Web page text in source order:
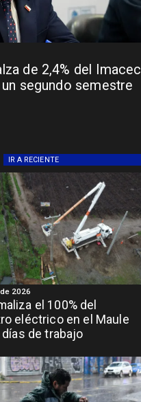
de 2,4% del Imacec
segundo semestre
IR A RECIENTE
el 100% del
eléctrico en el Maule
de trabajo
2026